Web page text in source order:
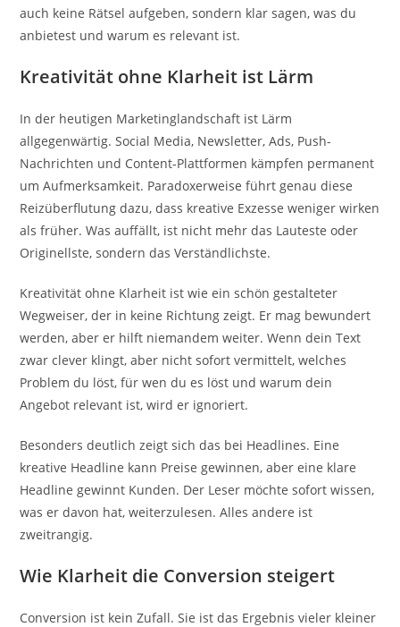
auch keine Rätsel aufgeben, sondern klar sagen, was du
anbietest und warum es relevant ist.
Kreativität ohne Klarheit ist Lärm
In der heutigen Marketinglandschaft ist Lärm
allgegenwärtig. Social Media, Newsletter, Ads, Push-
Nachrichten und Content-Plattformen kämpfen permanent
um Aufmerksamkeit. Paradoxerweise führt genau diese
Reizüberflutung dazu, dass kreative Exzesse weniger wirken
als früher. Was auffällt, ist nicht mehr das Lauteste oder
Originellste, sondern das Verständlichste.
Kreativität ohne Klarheit ist wie ein schön gestalteter
Wegweiser, der in keine Richtung zeigt. Er mag bewundert
werden, aber er hilft niemandem weiter. Wenn dein Text
zwar clever klingt, aber nicht sofort vermittelt, welches
Problem du löst, für wen du es löst und warum dein
Angebot relevant ist, wird er ignoriert.
Besonders deutlich zeigt sich das bei Headlines. Eine
kreative Headline kann Preise gewinnen, aber eine klare
Headline gewinnt Kunden. Der Leser möchte sofort wissen,
was er davon hat, weiterzulesen. Alles andere ist
zweitrangig.
Wie Klarheit die Conversion steigert
Conversion ist kein Zufall. Sie ist das Ergebnis vieler kleiner